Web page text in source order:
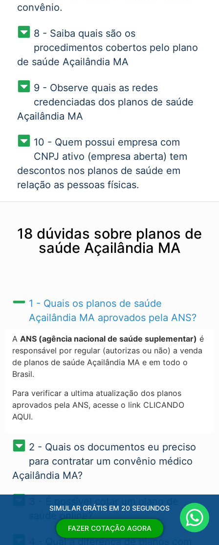
convênio.
8 - Saiba quais são os
procedimentos cobertos pelo plano
de saúde Açailândia MA
9 - Observe quais as redes
credenciadas dos planos de saúde
Açailândia MA
10 - Quem possui empresa com
CNPJ ativo (empresa aberta) tem
descontos nos planos de saúde em
relação as pessoas físicas.
18 dúvidas sobre planos de
saúde Açailândia MA
1 - Quais os planos de saúde
Açailândia MA​ aprovados pela ANS?
A ANS (agência nacional de saúde suplementar) é
responsável por regular (autorizas ou não) a venda
de planos de saúde Açailândia MA​ e em todo o
Brasil.
Para verificar a ultima atualização dos planos
aprovados pela ANS, acesse o link CLICANDO
AQUI.
2 - Quais os documentos eu preciso
para contratar um convênio médico
Açailândia MA?
3 - É possível cotar um plano de
saúde online?
4 - Qual a diferença de planos com
SIMULAR GRÁTIS EM 20 SEGUNDOS
FAZER COTAÇÃO AGORA